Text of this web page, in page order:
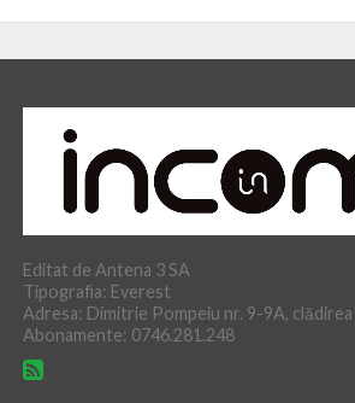
Editat de Antena 3 SA
Tipografia: Everest
Adresa: Dimitrie Pompeiu nr. 9-9A, clădirea
Abonamente: 0746.281.248